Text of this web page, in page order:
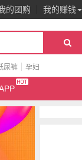
的团购 我的赚钱
尿裤 孕妇